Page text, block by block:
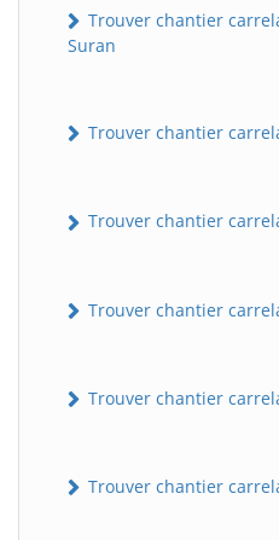
Trouver chantier
Suran
Trouver chantier
Trouver chantier
Trouver chantier
Trouver chantier
Trouver chantier